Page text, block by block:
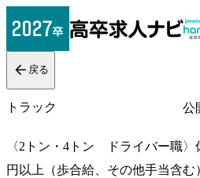
戻る
トラック 公
〈2トン・4トン ドライバー職
円以上（歩合給、その他手当含